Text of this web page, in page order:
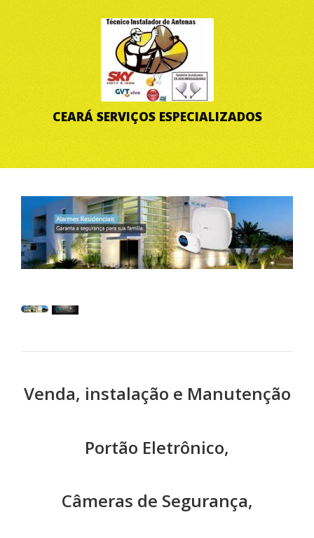
CEARÁ SERVIÇOS ESPECIALIZADOS
Venda, instalação e Manutenção
Portão Eletrônico,
Câmeras de Segurança,